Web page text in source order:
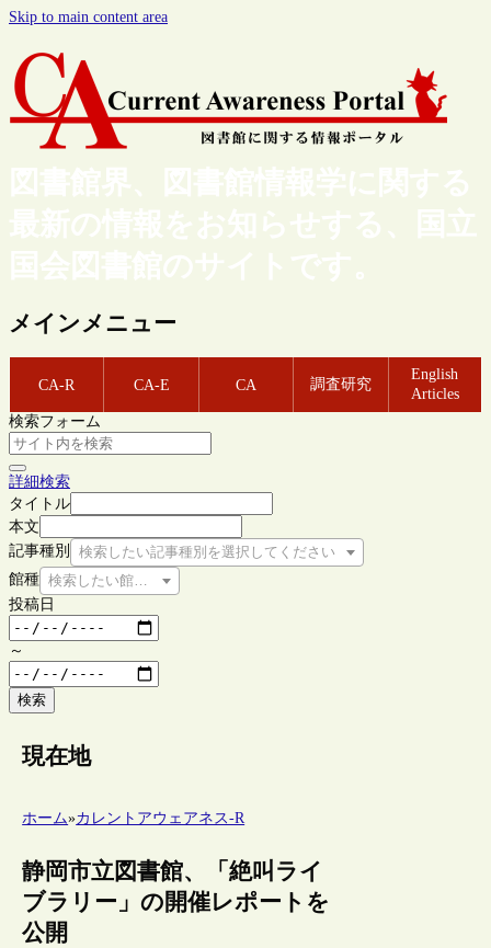
Skip to main content area
図書館界、図書館情報学に関する
最新の情報をお知らせする、国立
国会図書館のサイトです。
メインメニュー
CA-R CA-E CA 調査研究
English
Articles
検索フォーム
詳細検索
タイトル
本文
記事種別
検索したい記事種別を選択してください
館種 検索したい館種を選択してください
投稿日
～
検索
現在地
ホーム»カレントアウェアネス-R
静岡市立図書館、「絶叫ライ
ブラリー」の開催レポートを
公開